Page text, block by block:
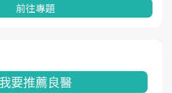
前往專題
我要推薦良醫